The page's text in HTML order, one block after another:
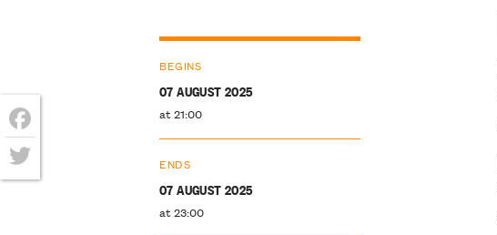
BEGINS
07 AUGUST 2025
at 21:00
ENDS
07 AUGUST 2025
at 23:00
Facebook
Twitter